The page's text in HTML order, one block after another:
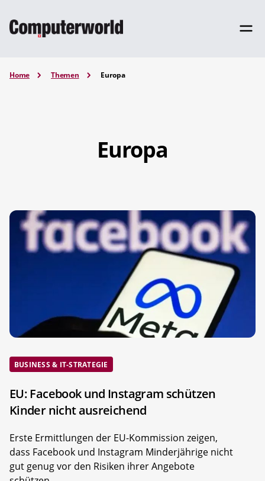
Home Themen Europa
Europa
BUSINESS & IT-STRATEGIE
EU: Facebook und Instagram schützen
Kinder nicht ausreichend
Erste Ermittlungen der EU-Kommission zeigen,
dass Facebook und Instagram Minderjährige nicht
gut genug vor den Risiken ihrer Angebote